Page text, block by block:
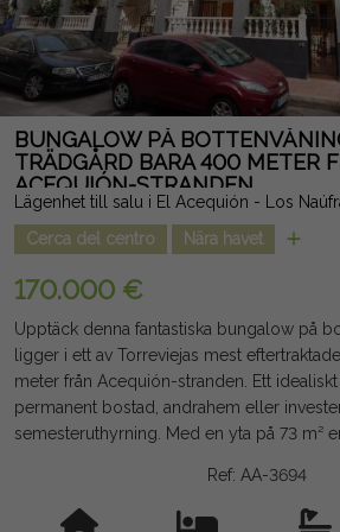
juridiskt bindande, och kan innehålla fel.
BUNGALOW PÅ
TRÄDGÅRD BARA 400 METER
ACEQUIÓN-STRANDEN
Lägenhet till salu i El Acequión - Los
Cerca del centro
Nära havet
170.000 €
Upptäck denna fantastiska bungalow på
ligger i ett av Torreviejas mest
meter från Acequión-stranden. Ett
permanent bostad, andrahem eller
semesteruthyrning. Med en yta på 73 m² erbjuder fastigheten
toalett, ett ljust vardagsrum och matsal
självständigt, praktiskt och funktionellt
Ref: AA-3694